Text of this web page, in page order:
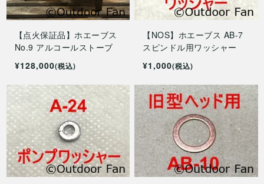
【点火保証品】ホエーブス
No.9 アルコールストーブ
¥128,000(税込)
【NOS】ホエーブス AB-7
スピンドル用ワッシャー
¥1,000(税込)